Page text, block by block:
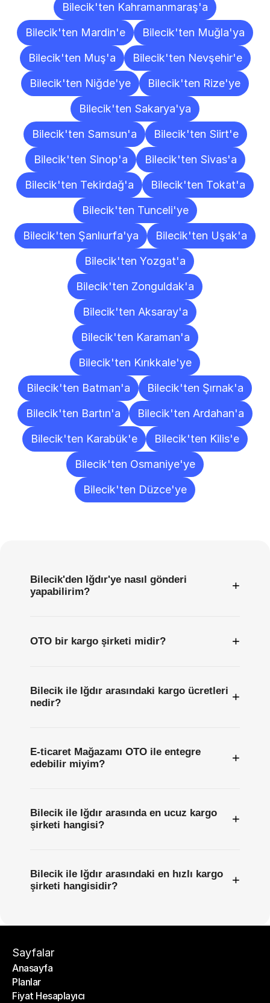
Bilecik'ten Kahramanmaraş'a
Bilecik'ten Mardin'e
Bilecik'ten Muğla'ya
Bilecik'ten Muş'a
Bilecik'ten Nevşehir'e
Bilecik'ten Niğde'ye
Bilecik'ten Rize'ye
Bilecik'ten Sakarya'ya
Bilecik'ten Samsun'a
Bilecik'ten Siirt'e
Bilecik'ten Sinop'a
Bilecik'ten Sivas'a
Bilecik'ten Tekirdağ'a
Bilecik'ten Tokat'a
Bilecik'ten Tunceli'ye
Bilecik'ten Şanlıurfa'ya
Bilecik'ten Uşak'a
Bilecik'ten Yozgat'a
Bilecik'ten Zonguldak'a
Bilecik'ten Aksaray'a
Bilecik'ten Karaman'a
Bilecik'ten Kırıkkale'ye
Bilecik'ten Batman'a
Bilecik'ten Şırnak'a
Bilecik'ten Bartın'a
Bilecik'ten Ardahan'a
Bilecik'ten Karabük'e
Bilecik'ten Kilis'e
Bilecik'ten Osmaniye'ye
Bilecik'ten Düzce'ye
Bilecik'den Iğdır'ye nasıl gönderi
yapabilirim?
+
OTO bir kargo şirketi midir? +
Bilecik ile Iğdır arasındaki kargo ücretleri
nedir?
+
E-ticaret Mağazamı OTO ile entegre
edebilir miyim?
+
Bilecik ile Iğdır arasında en ucuz kargo
şirketi hangisi?
+
Bilecik ile Iğdır arasındaki en hızlı kargo
şirketi hangisidir?
+
Sayfalar
Anasayfa
Anasayfa
Planlar
Planlar
Fiyat Hesaplayıcı